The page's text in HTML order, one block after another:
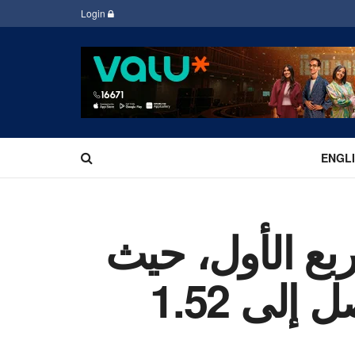
الربع الأول، حيث
ارتفع إجمالي الإيرادات بنسبة 40% ليصل إلى 1.52